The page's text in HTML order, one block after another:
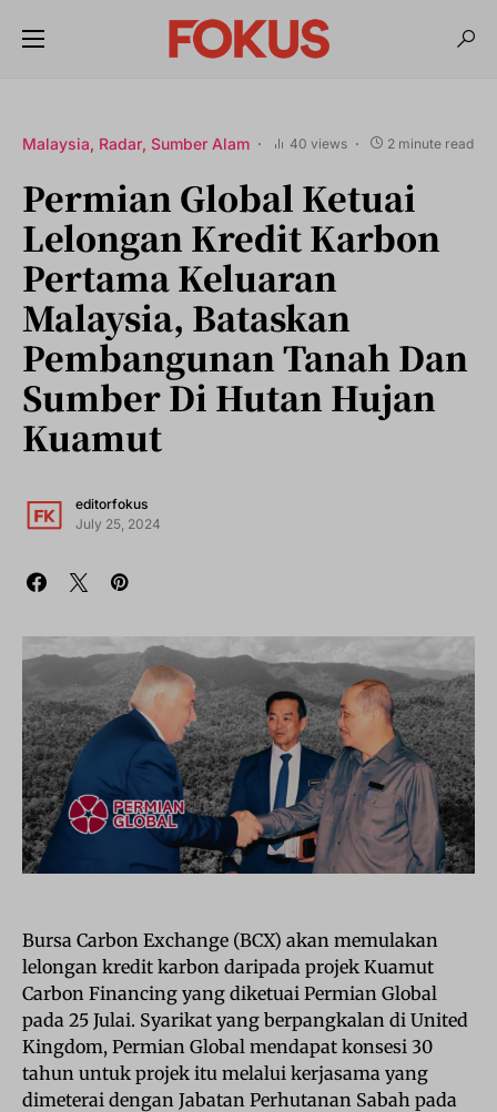
Malaysia Radar Sumber Alam 40 views 2 minute read
Permian Global Ketuai
Lelongan Kredit Karbon
Pertama Keluaran
Malaysia, Bataskan
Pembangunan Tanah Dan
Sumber Di Hutan Hujan
Kuamut
editorfokus
July 25, 2024
Bursa Carbon Exchange (BCX) akan memulakan
lelongan kredit karbon daripada projek Kuamut
Carbon Financing yang diketuai Permian Global
pada 25 Julai. Syarikat yang berpangkalan di United
Kingdom, Permian Global mendapat konsesi 30
tahun untuk projek itu melalui kerjasama yang
dimeterai dengan Jabatan Perhutanan Sabah pada